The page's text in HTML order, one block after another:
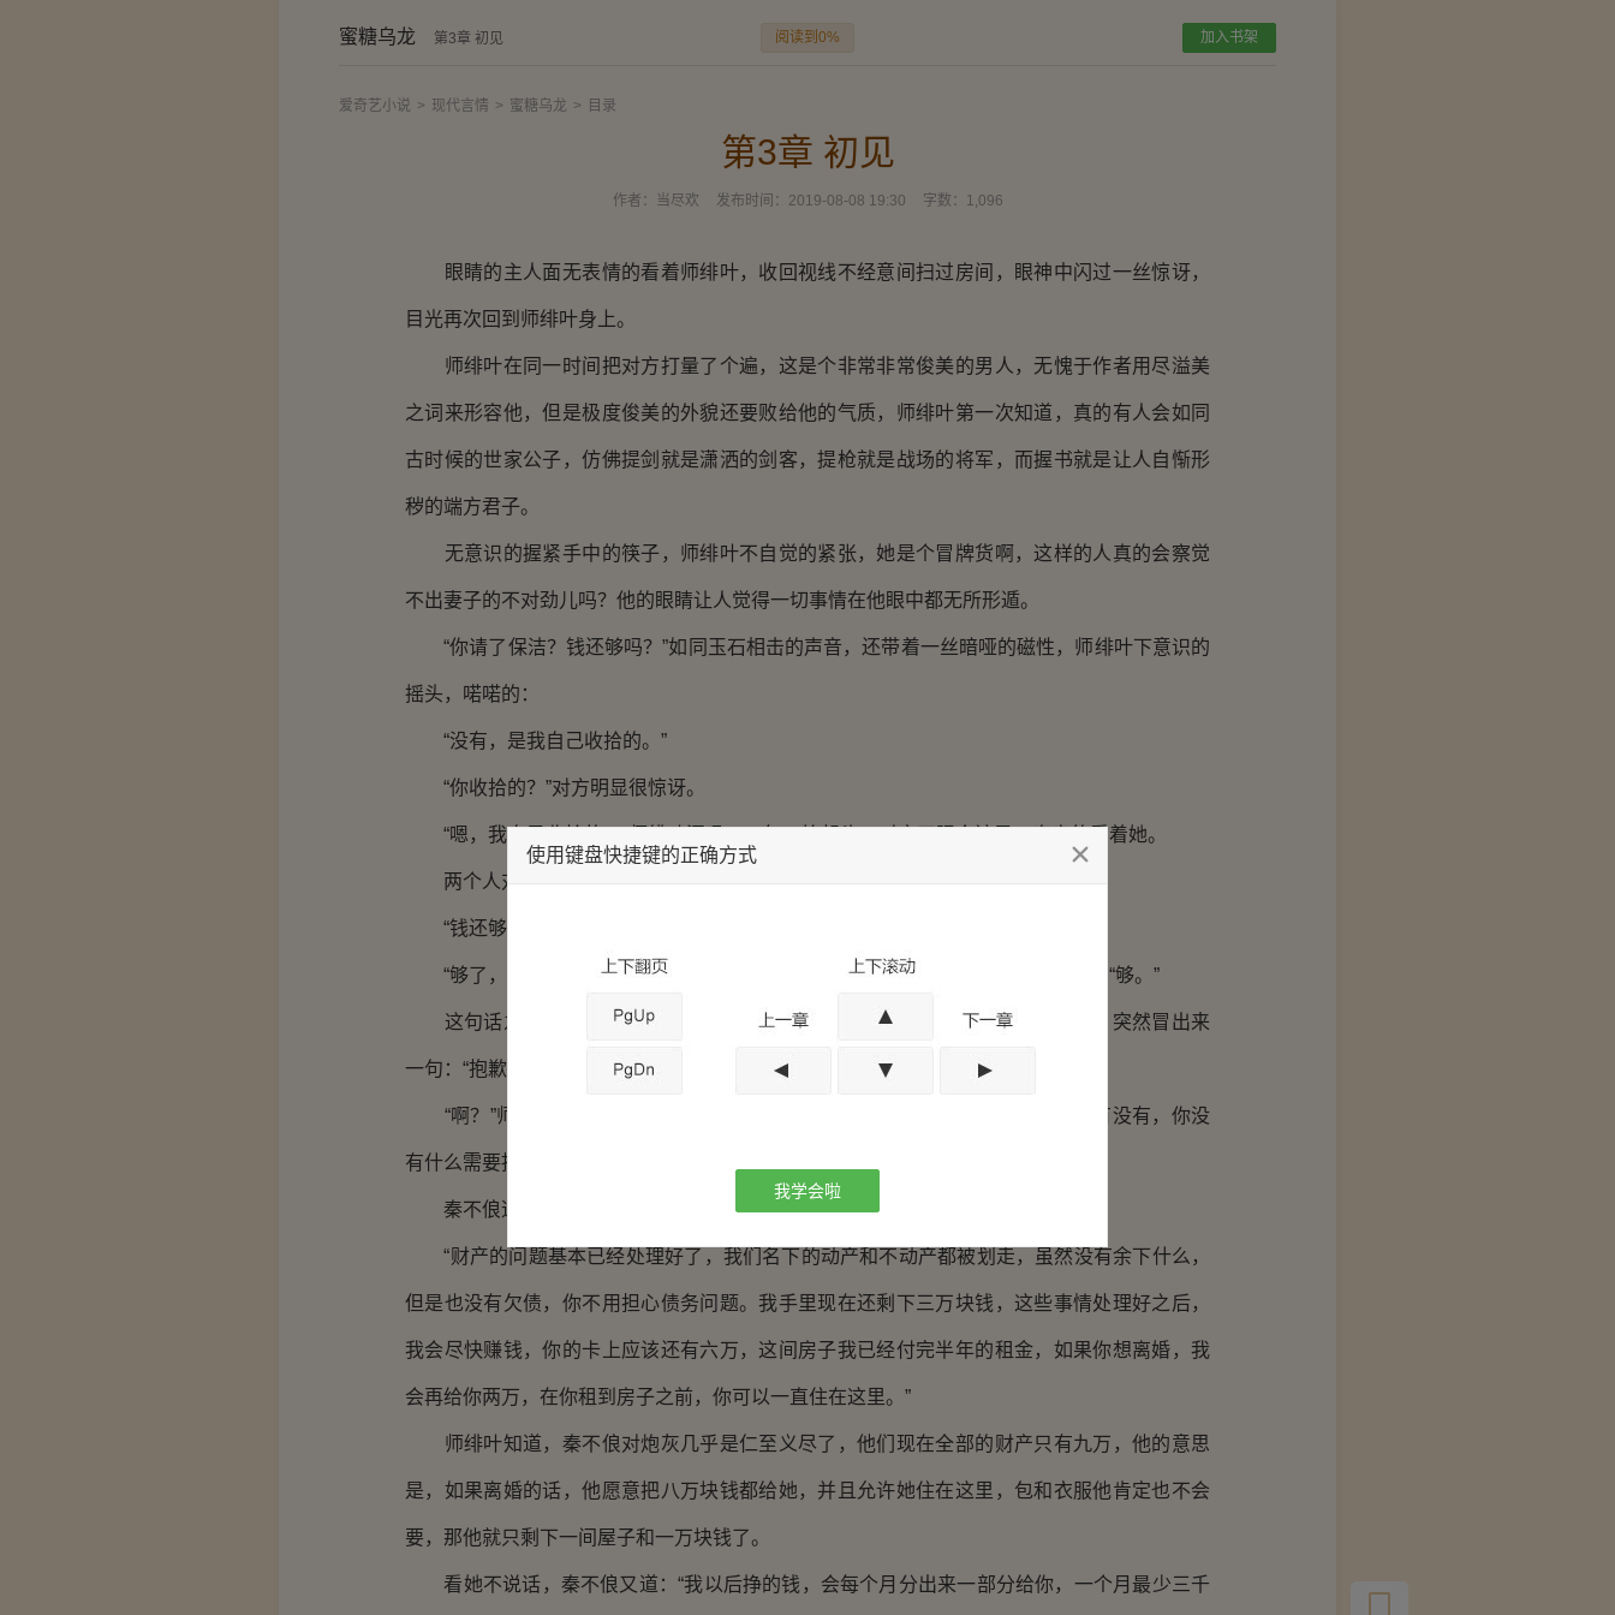
蜜糖乌龙 第3章 初见 阅读到0% 加入书架
爱奇艺小说 > 现代言情 > 蜜糖乌龙 > 目录
第3章 初见
作者： 当尽欢 发布时间： 2019-08-08 19:30 字数： 1,096
眼睛的主人面无表情的看着师绯叶，收回视线不经意间扫过房间，眼神中闪过一丝惊讶，
目光再次回到师绯叶身上。
师绯叶在同一时间把对方打量了个遍，这是个非常非常俊美的男人，无愧于作者用尽溢美
之词来形容他，但是极度俊美的外貌还要败给他的气质，师绯叶第一次知道，真的有人会如同
古时候的世家公子，仿佛提剑就是潇洒的剑客，提枪就是战场的将军，而握书就是让人自惭形
秽的端方君子。
无意识的握紧手中的筷子，师绯叶不自觉的紧张，她是个冒牌货啊，这样的人真的会察觉
不出妻子的不对劲儿吗？他的眼睛让人觉得一切事情在他眼中都无所形遁。
“你请了保洁？钱还够吗？”如同玉石相击的声音，还带着一丝暗哑的磁性，师绯叶下意识的
摇头，喏喏的：
“没有，是我自己收拾的。”
“你收拾的？”对方明显很惊讶。
“嗯，我自己收拾的。”师绯叶深吸一口气，抬起头，对方正眼含诧异、直直的看着她。
两个人对视一下，对方率先移开视线，他把外套脱掉挂在门旁边的挂钩上：
“钱还够吗？”
“够了，你呢？”师绯叶习惯性的反问，对方再次惊讶的看过来，然后语气和缓：“够。”
这句话之后，两个人都沉默下来，秦不俍看了看桌子上师绯叶正在吃的东西，突然冒出来
一句：“抱歉。”
“啊？”师绯叶没反应过来，抬头看到对方的视线所看的地方，赶紧摇头，“没有没有，你没
有什么需要抱歉的。”
秦不俍迈步走过来，坐到另一边的沙发上，斟酌着说：
“财产的问题基本已经处理好了，我们名下的动产和不动产都被划走，虽然没有余下什么，
但是也没有欠债，你不用担心债务问题。我手里现在还剩下三万块钱，这些事情处理好之后，
我会尽快赚钱，你的卡上应该还有六万，这间房子我已经付完半年的租金，如果你想离婚，我
会再给你两万，在你租到房子之前，你可以一直住在这里。”
师绯叶知道，秦不俍对炮灰几乎是仁至义尽了，他们现在全部的财产只有九万，他的意思
是，如果离婚的话，他愿意把八万块钱都给她，并且允许她住在这里，包和衣服他肯定也不会
要，那他就只剩下一间屋子和一万块钱了。
看她不说话，秦不俍又道：“我以后挣的钱，会每个月分出来一部分给你，一个月最少三千
使用键盘快捷键的正确方式
我学会啦